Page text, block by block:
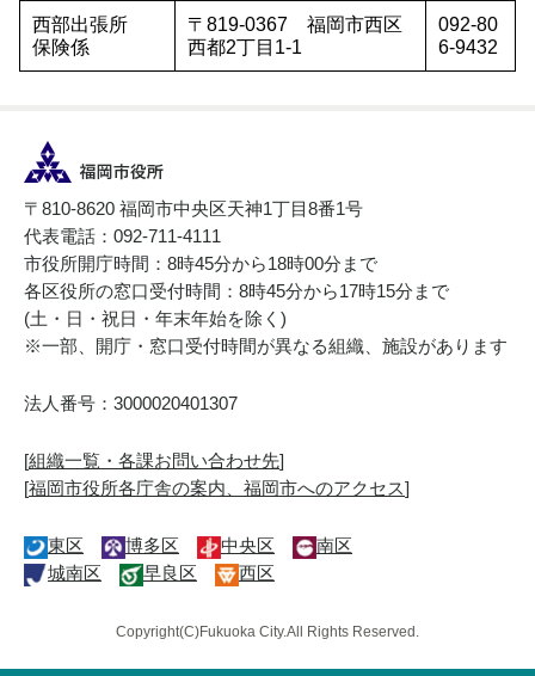
西部出張所
保険係
〒819-0367 福岡市西区
西都2丁目1-1
092-80
6-9432
〒810-8620 福岡市中央区天神1丁目8番1号
代表電話：092-711-4111
市役所開庁時間：8時45分から18時00分まで
各区役所の窓口受付時間：8時45分から17時15分まで
(土・日・祝日・年末年始を除く)
※一部、開庁・窓口受付時間が異なる組織、施設があります
法人番号：3000020401307
[組織一覧・各課お問い合わせ先]
[福岡市役所各庁舎の案内、福岡市へのアクセス]
東区 博多区 中央区
南区
城南区
早良区 西区
Copyright(C)Fukuoka City.All Rights Reserved.